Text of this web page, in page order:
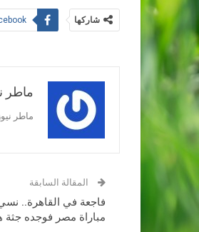
شاركها
ماطر
ماطر
المقالة السابقة
فاجعة في القاهرة..
مباراة مصر فوجده جثة